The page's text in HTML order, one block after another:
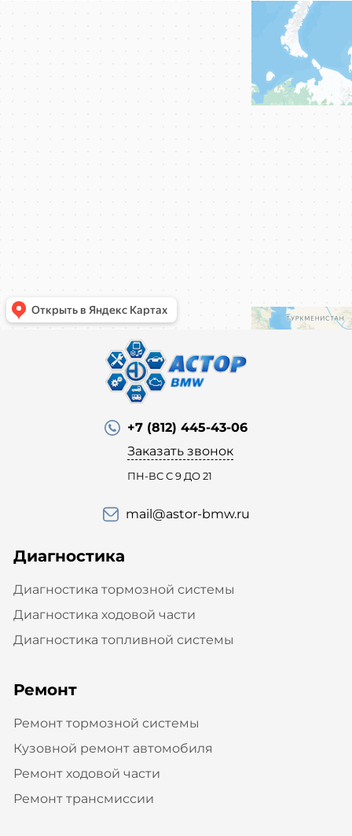
+7 (812) 445-43-06
Заказать звонок
ПН-ВС С 9 ДО 21
mail@astor-bmw.ru
Диагностика
Диагностика тормозной системы
Диагностика ходовой части
Диагностика топливной системы
Ремонт
Ремонт тормозной системы
Кузовной ремонт автомобиля
Ремонт ходовой части
Ремонт трансмиссии